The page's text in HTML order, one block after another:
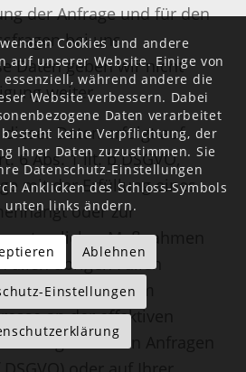
der Anfrage und für den
bei uns
Daten geben wir nicht
weiter.
dieser Daten erfolgt auf
6 Abs. 1 lit. b DSGVO,
mit der Erfüllung eines
oder zur
Maßnahmen
allen übrigen Fällen
auf unserem
an der effektiven
uns gerichteten Anfragen
Cookies und andere
auf unserer Website. Einige von
während andere die
Website verbessern. Dabei
Daten verarbeitet
besteht keine Verpflichtung, der
Ihrer Daten zuzustimmen. Sie
Datenschutz-Einstellungen
Anklicken des Schloss-Symbols
unten links ändern.
Ablehnen
Einstellungen